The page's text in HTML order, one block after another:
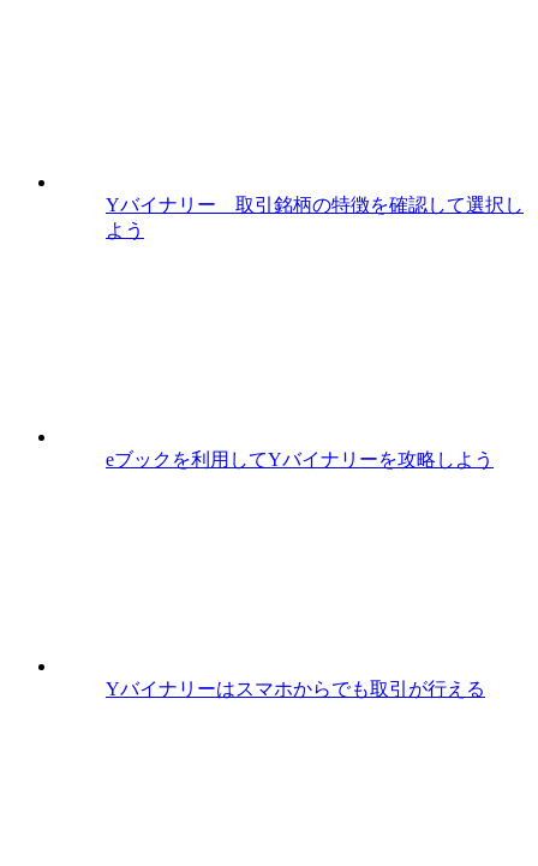
Yバイナリー 取引銘柄の特徴を確認して選択し
よう
eブックを利用してYバイナリーを攻略しよう
Yバイナリーはスマホからでも取引が行える